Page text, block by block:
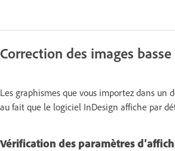
Correction des images
Les graphismes que vous importez dans un
au fait que le logiciel InDesign affiche par
Vérification des paramètres